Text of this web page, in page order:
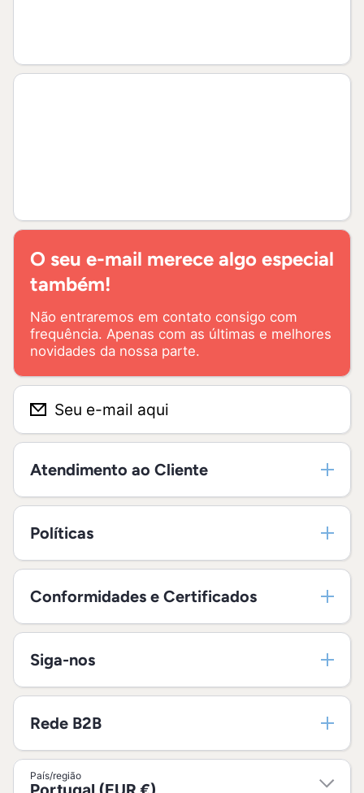
O seu e-mail merece algo especial
também!
Não entraremos em contato consigo com
frequência. Apenas com as últimas e melhores
novidades da nossa parte.
Seu e-mail aqui
Atendimento ao Cliente
Políticas
Conformidades e Certificados
Siga-nos
Rede B2B
País/região